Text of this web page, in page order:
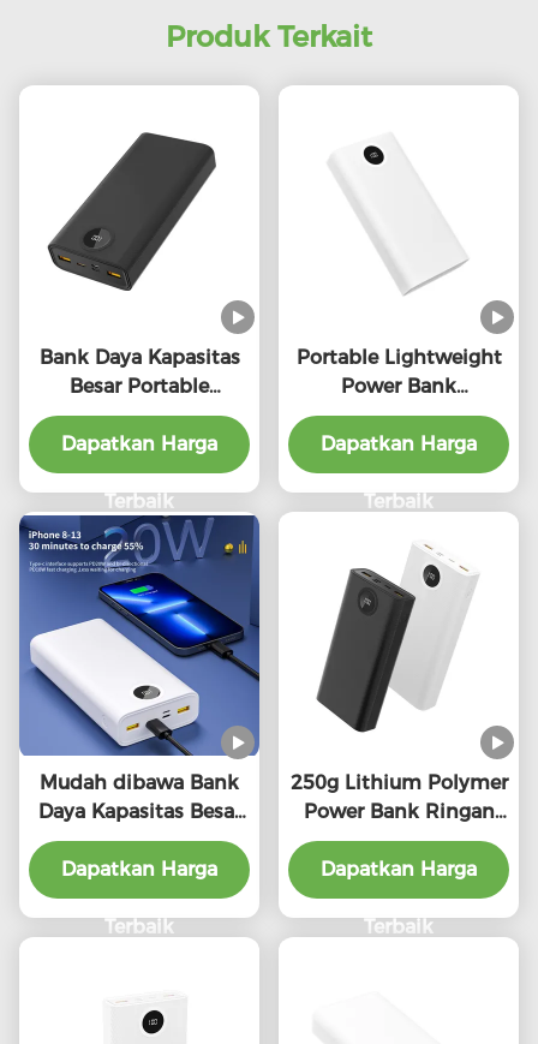
Produk Terkait
Bank Daya Kapasitas
Besar Portable
10000mAh Dengan
PD22.5W Output / LED
Indicator
Dapatkan Harga
Terbaik
Portable Lightweight
Power Bank
30000mah Kapasitas
Tinggi Pengisian Bank
Dapatkan Harga
Terbaik
Mudah dibawa Bank
Daya Kapasitas Besar
10000mAh PD20W
Input 250g
Dapatkan Harga
Terbaik
250g Lithium Polymer
Power Bank Ringan
10000mah Kapasitas
Dapatkan Harga
Terbaik